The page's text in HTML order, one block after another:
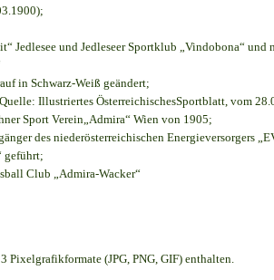
und Jedleseer Sportklub „Vindobona“ und
in Schwarz-Weiß geändert;
Illustriertes ÖsterreichischesSportblatt, vom
Sport Verein„Admira“ Wien von 1905;
des niederösterreichischen Energieversorgers
geführt;
Club „Admira-Wacker“
Pixelgrafikformate (JPG, PNG, GIF) enthalten.